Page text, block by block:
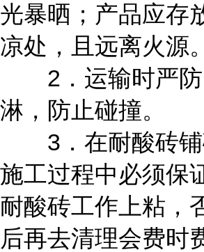
光暴晒；产品应存
凉处，且远离火源。
2．运输时严防
淋，防止碰撞。
3．在耐酸砖铺
施工过程中必须保
耐酸砖工作上粘，
后再去清理会费时